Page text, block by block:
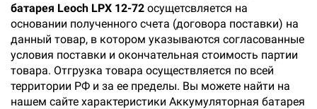
батарея Leoch LPX 12-72 осущетсвляется на
основании полученного счета (договора поставки) на
данный товар, в котором указываются согласованные
условия поставки и окончательная стоимость партии
товара. Отгрузка товара осуществляется по всей
территории РФ и за ее пределы. Вы можете найти на
нашем сайте характеристики Аккумуляторная батарея